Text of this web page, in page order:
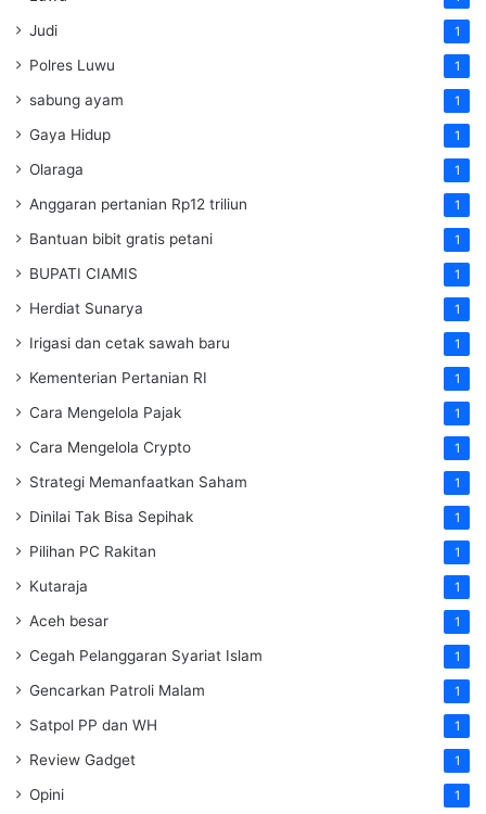
Judi 1
Polres Luwu 1
sabung ayam 1
Gaya Hidup 1
Olaraga 1
Anggaran pertanian Rp12 triliun 1
Bantuan bibit gratis petani 1
BUPATI CIAMIS 1
Herdiat Sunarya 1
Irigasi dan cetak sawah baru 1
Kementerian Pertanian RI 1
Cara Mengelola Pajak 1
Cara Mengelola Crypto 1
Strategi Memanfaatkan Saham 1
Dinilai Tak Bisa Sepihak 1
Pilihan PC Rakitan 1
Kutaraja 1
Aceh besar 1
Cegah Pelanggaran Syariat Islam 1
Gencarkan Patroli Malam 1
Satpol PP dan WH 1
Review Gadget 1
Opini 1